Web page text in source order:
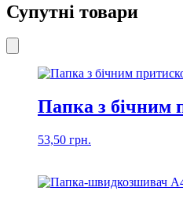
Супутні товари
Папка з бічним
53,50 грн.